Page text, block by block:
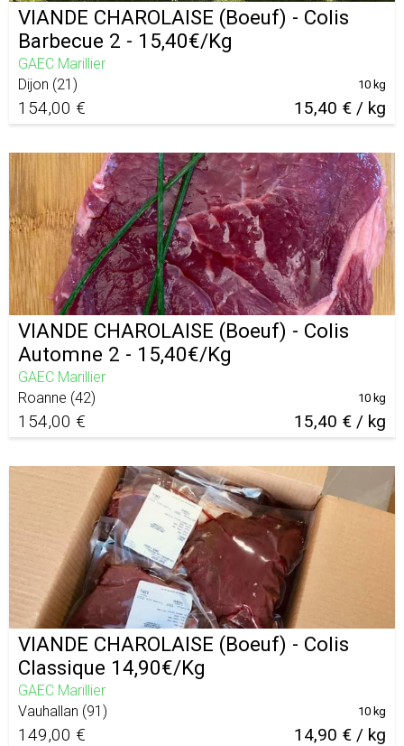
VIANDE CHAROLAISE (Boeuf) - Colis
Barbecue 2 - 15,40€/Kg
GAEC Marillier
Dijon (21 )
154,00 € 15,40 € / kg
10 kg
VIANDE CHAROLAISE (Boeuf) - Colis
Automne 2 - 15,40€/Kg
GAEC Marillier
Roanne (42)
154,00 € 15,40 € / kg
10 kg
VIANDE CHAROLAISE (Boeuf) - Colis
Classique 14,90€/Kg
GAEC Marillier
Vauhallan (91 )
149,00 € 14,90 € / kg
10 kg